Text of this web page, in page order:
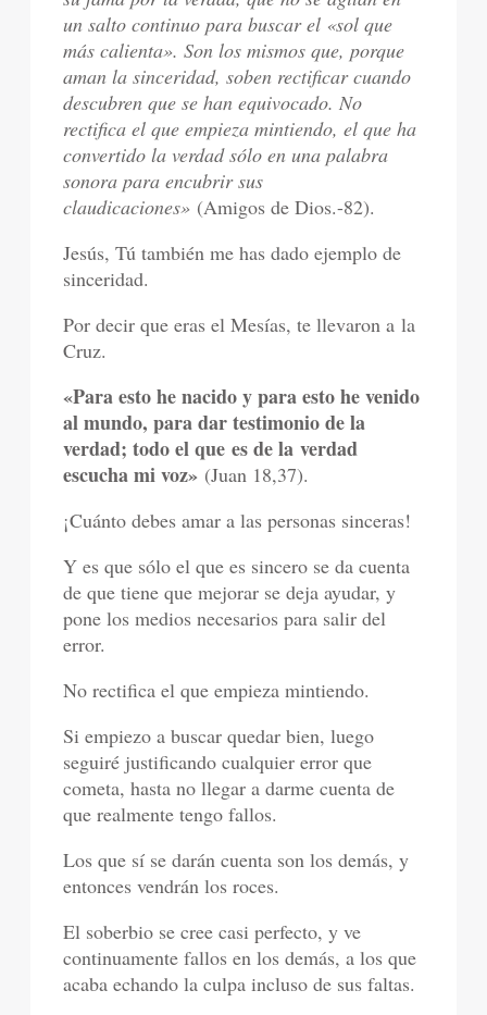
un salto continuo para buscar el «sol que
más calienta». Son los mismos que, porque
aman la sinceridad, soben rectificar cuando
descubren que se han equivocado. No
rectifica el que empieza mintiendo, el que ha
convertido la verdad sólo en una palabra
sonora para encubrir sus
claudicaciones» (Amigos de Dios.-82).
Jesús, Tú también me has dado ejemplo de
sinceridad.
Por decir que eras el Mesías, te llevaron a la
Cruz.
«Para esto he nacido y para esto he venido
al mundo, para dar testimonio de la
verdad; todo el que es de la verdad
escucha mi voz» (Juan 18,37).
¡Cuánto debes amar a las personas sinceras!
Y es que sólo el que es sincero se da cuenta
de que tiene que mejorar se deja ayudar, y
pone los medios necesarios para salir del
error.
No rectifica el que empieza mintiendo.
Si empiezo a buscar quedar bien, luego
seguiré justificando cualquier error que
cometa, hasta no llegar a darme cuenta de
que realmente tengo fallos.
Los que sí se darán cuenta son los demás, y
entonces vendrán los roces.
El soberbio se cree casi perfecto, y ve
continuamente fallos en los demás, a los que
acaba echando la culpa incluso de sus faltas.